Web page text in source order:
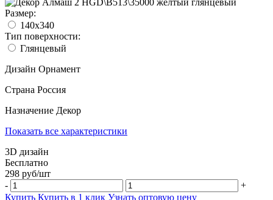
Размер:
140x340
Тип поверхности:
Глянцевый
Дизайн Орнамент
Страна Россия
Назначение Декор
Показать все характеристики
3D дизайн
Бесплатно
298 руб/шт
-
+
Купить Купить в 1 клик Узнать оптовую цену